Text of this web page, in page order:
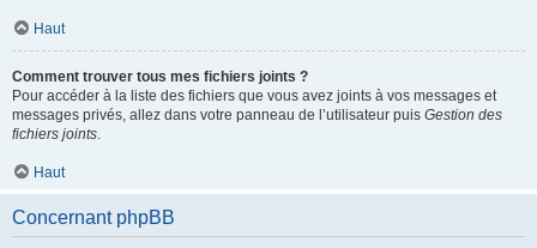
Haut
Comment trouver tous mes fichiers joints ?
Pour accéder à la liste des fichiers que vous avez joints à vos messages et
messages privés, allez dans votre panneau de l’utilisateur puis Gestion des
fichiers joints.
Haut
Concernant phpBB